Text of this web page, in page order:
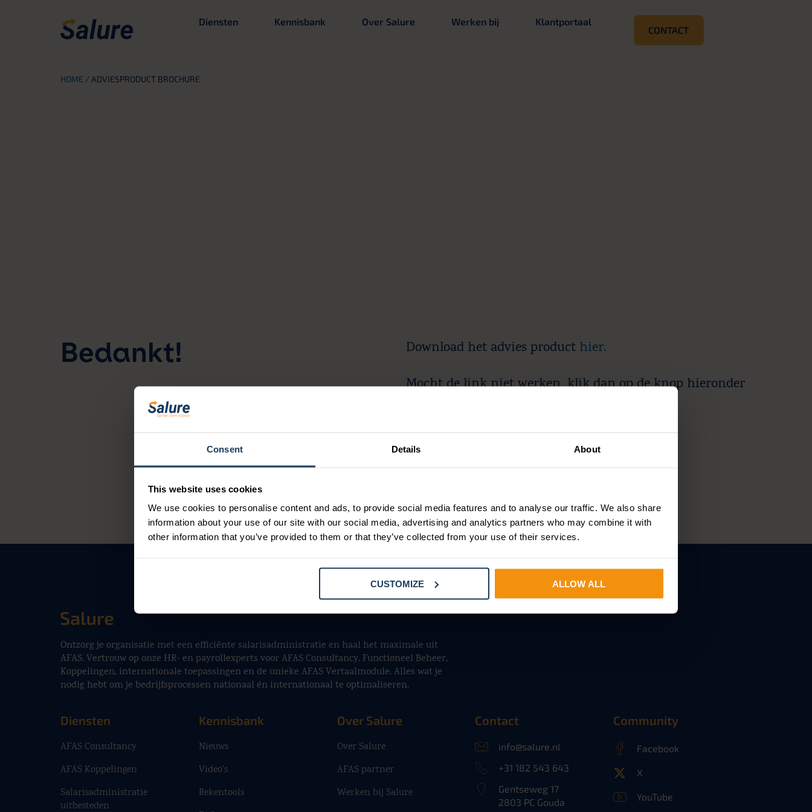
Consent Details About
This website uses cookies
We use cookies to personalise content and ads, to provide social media features and to analyse our traffic. We also share
information about your use of our site with our social media, advertising and analytics partners who may combine it with
other information that you’ve provided to them or that they’ve collected from your use of their services.
CUSTOMIZE ALLOW ALL
Diensten Kennisbank Over Salure Werken bij Klantportaal
CONTACT
HOME / ADVIESPRODUCT BROCHURE
Bedankt! Download het advies product hier.
Mocht de link niet werken, klik dan op de knop hieronder
Ontzorg je organisatie met een efficiënte salarisadministratie en haal het maximale uit
AFAS. Vertrouw op onze HR- en payrollexperts voor AFAS Consultancy, Functioneel Beheer,
Koppelingen, internationale toepassingen en de unieke AFAS Vertaalmodule. Alles wat je
nodig hebt om je bedrijfsprocessen nationaal én internationaal te optimaliseren.
Diensten
AFAS Consultancy
AFAS Koppelingen
Salarisadministratie
uitbesteden
Kennisbank
Nieuws
Video’s
Rekentools
Over Salure
Over Salure
AFAS partner
Werken bij Salure
Contact
info@salure.nl
+31 182 543 643
Gentseweg 17
2803 PC Gouda
Community
Facebook
X
YouTube